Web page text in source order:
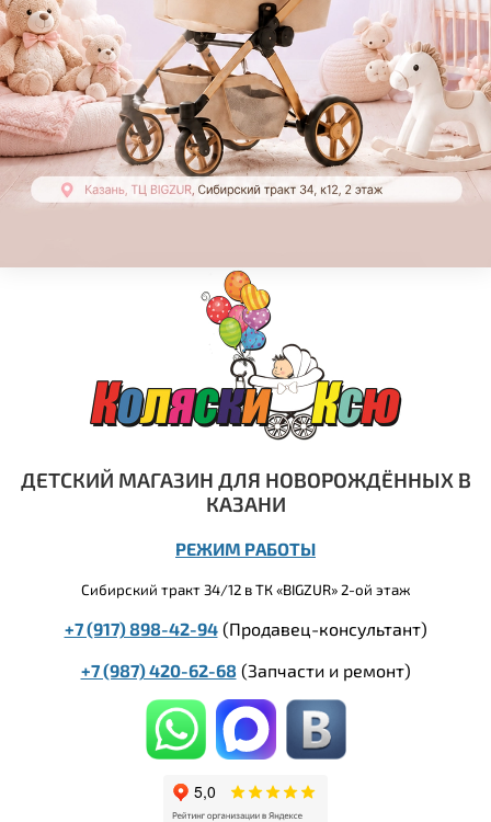
ДЕТСКИЙ МАГАЗИН ДЛЯ НОВОРОЖДЁННЫХ В
КАЗАНИ
РЕЖИМ РАБОТЫ
Сибирский тракт 34/12 в ТК «BIGZUR» 2-ой этаж
+7 (917) 898-42-94(Продавец-консультант)
+7 (987) 420-62-68 (Запчасти и ремонт)